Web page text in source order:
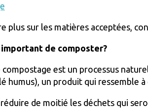
plus sur les matières acceptées,
de composter?
compostage est un processus
humus), un produit qui ressemble
réduire de moitié les déchets qui